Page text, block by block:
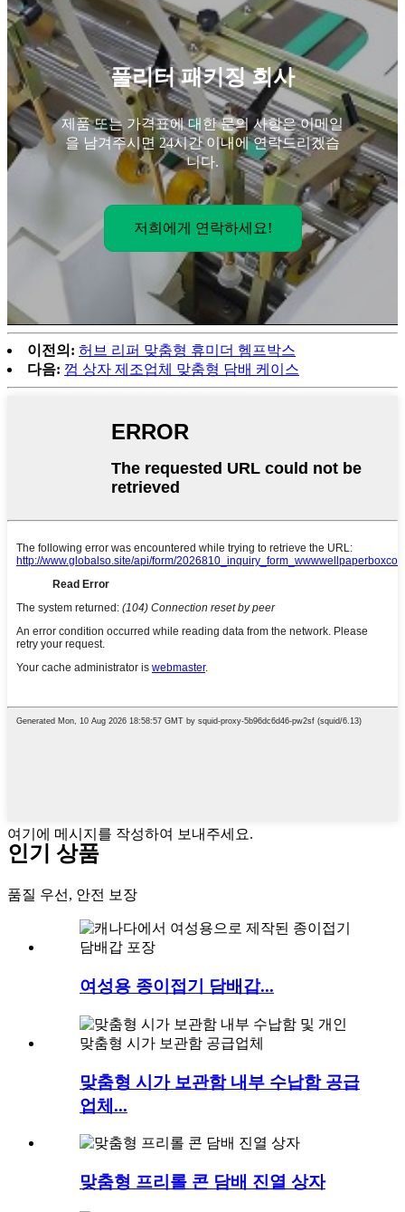
풀리터 패키징 회사
제품 또는 가격표에 대한 문의 사항은 이메일
을 남겨주시면 24시간 이내에 연락드리겠습
니다.
저희에게 연락하세요!
이전의: 허브 리퍼 맞춤형 휴미더 헴프박스
다음: 껌 상자 제조업체 맞춤형 담배 케이스
여기에 메시지를 작성하여 보내주세요.
인기 상품
품질 우선, 안전 보장
여성용 종이접기 담배갑...
맞춤형 시가 보관함 내부 수납함 공급
업체...
맞춤형 프리롤 콘 담배 진열 상자